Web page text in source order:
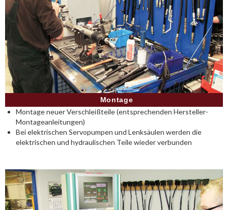
Montage
Montage neuer Verschleißteile (entsprechenden Hersteller-
Montageanleitungen)
Bei elektrischen Servopumpen und Lenksäulen werden die
elektrischen und hydraulischen Teile wieder verbunden